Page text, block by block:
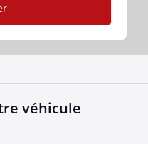
véhicule